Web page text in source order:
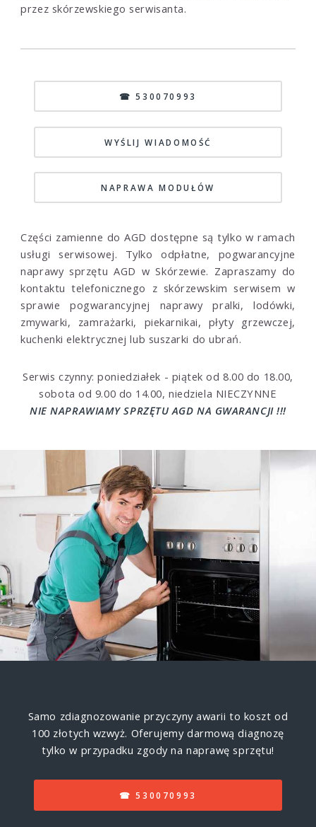
przez skórzewskiego serwisanta.
☎ 530070993
WYŚLIJ WIADOMOŚĆ
NAPRAWA MODUŁÓW
Części zamienne do AGD dostępne są tylko w ramach
usługi serwisowej. Tylko odpłatne, pogwarancyjne
naprawy sprzętu AGD w Skórzewie. Zapraszamy do
kontaktu telefonicznego z skórzewskim serwisem w
sprawie pogwarancyjnej naprawy pralki, lodówki,
zmywarki, zamrażarki, piekarnikai, płyty grzewczej,
kuchenki elektrycznej lub suszarki do ubrań.
Serwis czynny: poniedziałek - piątek od 8.00 do 18.00,
sobota od 9.00 do 14.00, niedziela NIECZYNNE
NIE NAPRAWIAMY SPRZĘTU AGD NA GWARANCJI !!!
Samo zdiagnozowanie przyczyny awarii to koszt od
100 złotych wzwyż. Oferujemy darmową diagnozę
tylko w przypadku zgody na naprawę sprzętu!
☎ 530070993